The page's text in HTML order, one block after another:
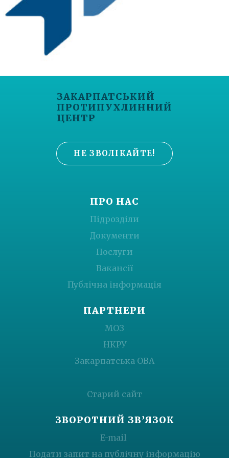
ЗАКАРПАТСЬКИЙ
ПРОТИПУХЛИННИЙ
ЦЕНТР
НЕ ЗВОЛІКАЙТЕ!
ПРО НАС
Підрозділи
Документи
Послуги
Вакансії
Публічна інформація
ПАРТНЕРИ
МОЗ
НКРУ
Закарпатська ОВА
Старий сайт
ЗВОРОТНИЙ ЗВ’ЯЗОК
E-mail
Подати запит на публічну інформацію